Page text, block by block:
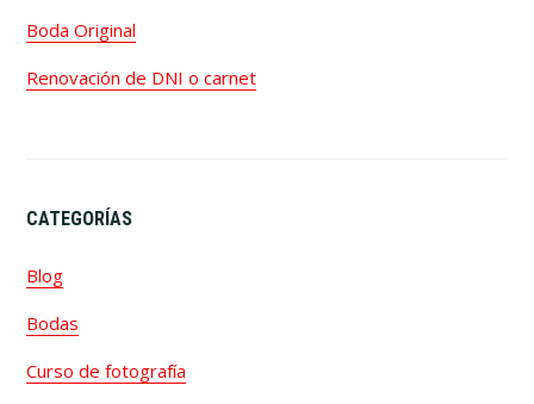
Boda Original
Renovación de DNI o carnet
CATEGORÍAS
Blog
Bodas
Curso de fotografía